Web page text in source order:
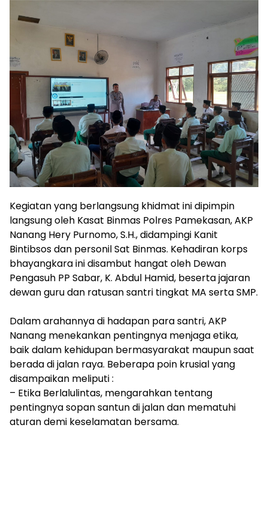
​Kegiatan yang berlangsung khidmat ini dipimpin
langsung oleh Kasat Binmas Polres Pamekasan, AKP
Nanang Hery Purnomo, S.H., didampingi Kanit
Bintibsos dan personil Sat Binmas. Kehadiran korps
bhayangkara ini disambut hangat oleh Dewan
Pengasuh PP Sabar, K. Abdul Hamid, beserta jajaran
dewan guru dan ratusan santri tingkat MA serta SMP.
​Dalam arahannya di hadapan para santri, AKP
Nanang menekankan pentingnya menjaga etika,
baik dalam kehidupan bermasyarakat maupun saat
berada di jalan raya. Beberapa poin krusial yang
disampaikan meliputi :
– ​Etika Berlalulintas, mengarahkan tentang
pentingnya sopan santun di jalan dan mematuhi
aturan demi keselamatan bersama.